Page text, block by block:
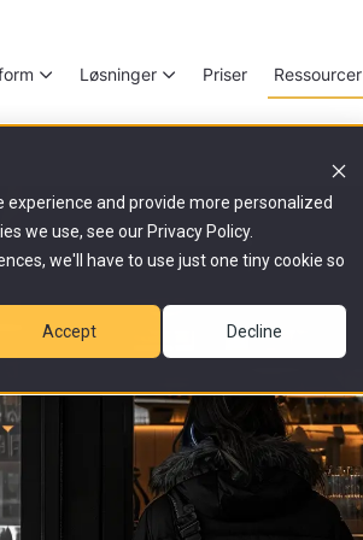
and provide more personalized
we use, see our Privacy Policy.
we'll have to use just one tiny cookie so
Accept Decline
Løsninger Priser Ressourcer